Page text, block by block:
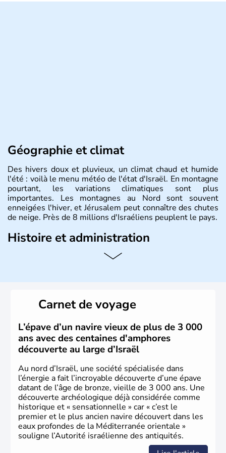
Géographie et climat
Des hivers doux et pluvieux, un climat chaud et humide
l'été : voilà le menu météo de l'état d'Israël. En montagne
pourtant, les variations climatiques sont plus
importantes. Les montagnes au Nord sont souvent
enneigées l'hiver, et Jérusalem peut connaître des chutes
de neige. Près de 8 millions d'Israéliens peuplent le pays.
Histoire et administration
L'Israël est un état de la partie est de la Méditerranée,
vrai essor économique dans le domaine des nouvelles
Carnet de voyage
L’épave d’un navire vieux de plus de 3 000
ans avec des centaines d'amphores
découverte au large d’Israël
Au nord d’Israël, une société spécialisée dans
l’énergie a fait l’incroyable découverte d’une épave
datant de l’âge de bronze, vieille de 3 000 ans. Une
découverte archéologique déjà considérée comme
historique et « sensationnelle » car « c’est le
premier et le plus ancien navire découvert dans les
eaux profondes de la Méditerranée orientale »
souligne l’Autorité israélienne des antiquités.